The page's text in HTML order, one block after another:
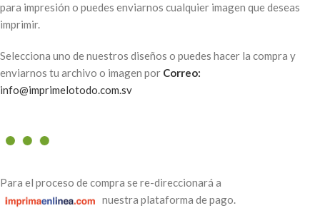
para impresión o puedes enviarnos cualquier imagen que deseas
imprimir.
Selecciona uno de nuestros diseños o puedes hacer la compra y
enviarnos tu archivo o imagen por Correo:
info@imprimelotodo.com.sv
Para el proceso de compra se re-direccionará a
nuestra plataforma de pago.